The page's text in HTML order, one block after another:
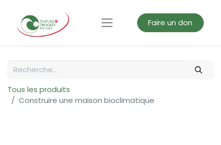
Faire un don
Tous les produits
Construire une maison bioclimatique